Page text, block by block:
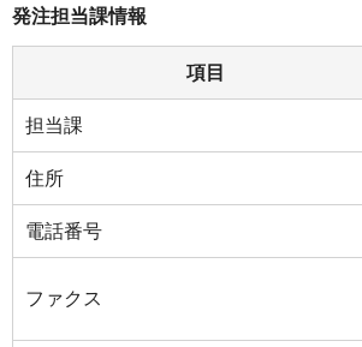
発注担当課情報
項目
担当課
住所
電話番号
ファクス